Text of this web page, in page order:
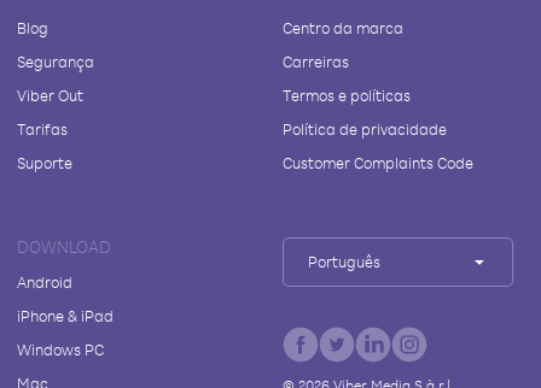
Blog
Segurança
Viber Out
Tarifas
Suporte
Centro da marca
Carreiras
Termos e políticas
Política de privacidade
Customer Complaints Code
DOWNLOAD
Android
iPhone & iPad
Windows PC
Mac
Português